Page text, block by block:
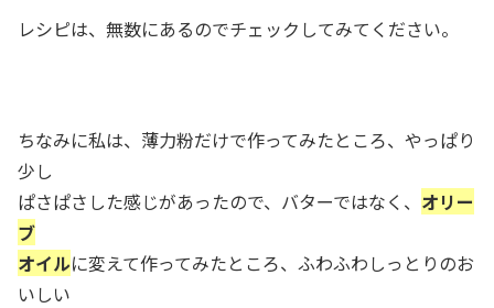
レシピは、無数にあるのでチェックしてみてください。
ちなみに私は、薄力粉だけで作ってみたところ、やっぱり
少し
ぱさぱさした感じがあったので、バターではなく、 オリー
ブ
オイルに変えて作ってみたところ、ふわふわしっとりのお
いしい